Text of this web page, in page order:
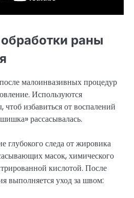
раны
малоинвазивных процедур
Используются
избавиться от воспалений
рассасывалась.
глубокого следа от жировика
масок, химического
кислотой. После
выполняется уход за швом: